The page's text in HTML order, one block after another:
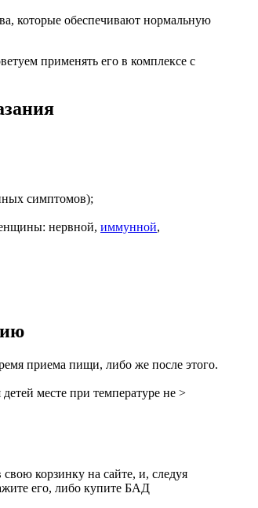
которые обеспечивают нормальную
применять его в комплексе с
симптомов);
нервной, иммунной,
приема пищи, либо же после этого.
месте при температуре не >
корзинку на сайте, и, следуя
его, либо купите БАД